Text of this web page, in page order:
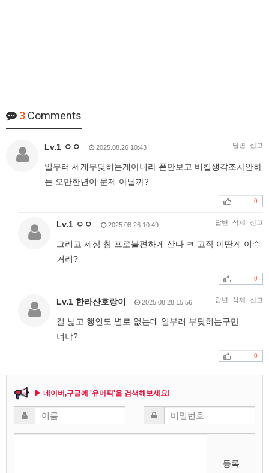
3 Comments
Lv.1 ㅇㅇ 2025.08.26 10:43 답변 신고
일부러 세게부딪히는게아니라 폰만보고 비킬생각조차안하
는 오만한년이 문제 아닐까?
0
Lv.1 ㅇㅇ 2025.08.26 10:49 답변 삭제 신고
그리고 세상 참 프로불편하게 산다 ㅋ 고작 이딴게 이슈
거리?
0
Lv.1 한라산호랑이 2025.08.28 15:56 답변 삭제 신고
길 넓고 행인도 별로 없는데 일부러 부딪히는구만
너냐?
0
▶ 네이버,구글에 '유머픽'을 검색해보세요!
등록